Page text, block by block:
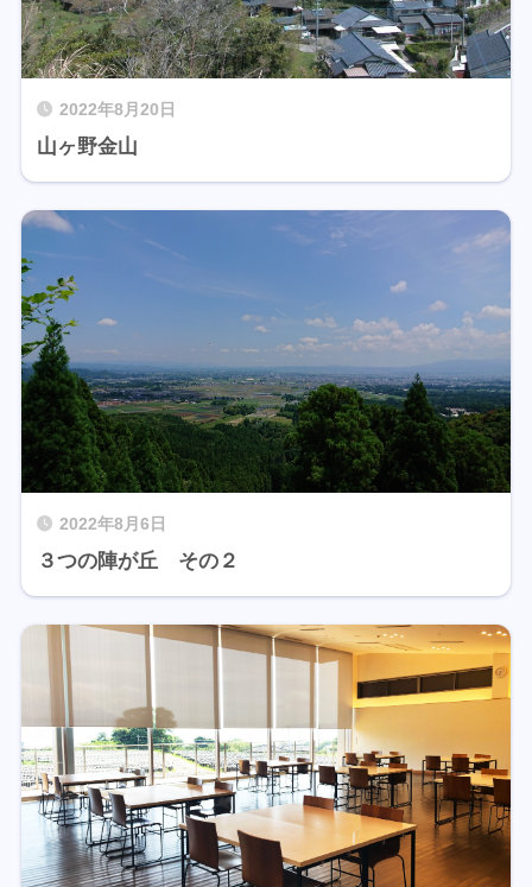
2022年8月20日
山ヶ野金山
2022年8月6日
３つの陣が丘 その２